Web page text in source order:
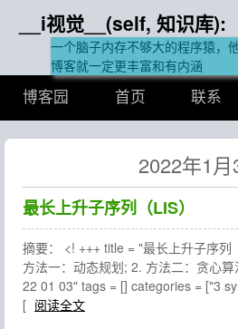
__i视觉__(self, 知识库):
一个脑子内存不够大的程序猿，
博客就一定更丰富和有内涵
博客园 首页 联系
2022年1月
最长上升子序列（LIS）
摘要： <! +++ title = "最长上升子序
方法一：动态规划; 2. 方法二：贪心
22 01 03" tags = [] categories = ["3
[ 阅读全文